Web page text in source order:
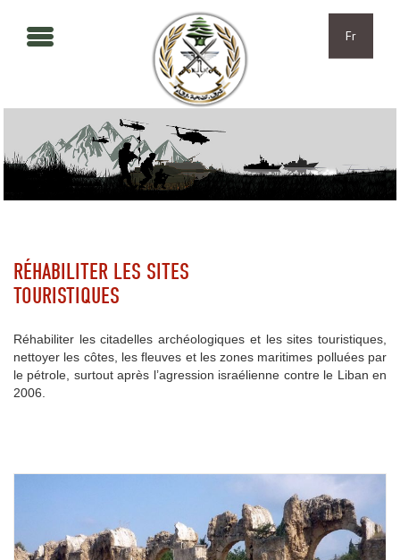
Fr
RÉHABILITER LES SITES
TOURISTIQUES
Réhabiliter les citadelles archéologiques et les sites touristiques,
nettoyer les côtes, les fleuves et les zones maritimes polluées par
le pétrole, surtout après l’agression israélienne contre le Liban en
2006.